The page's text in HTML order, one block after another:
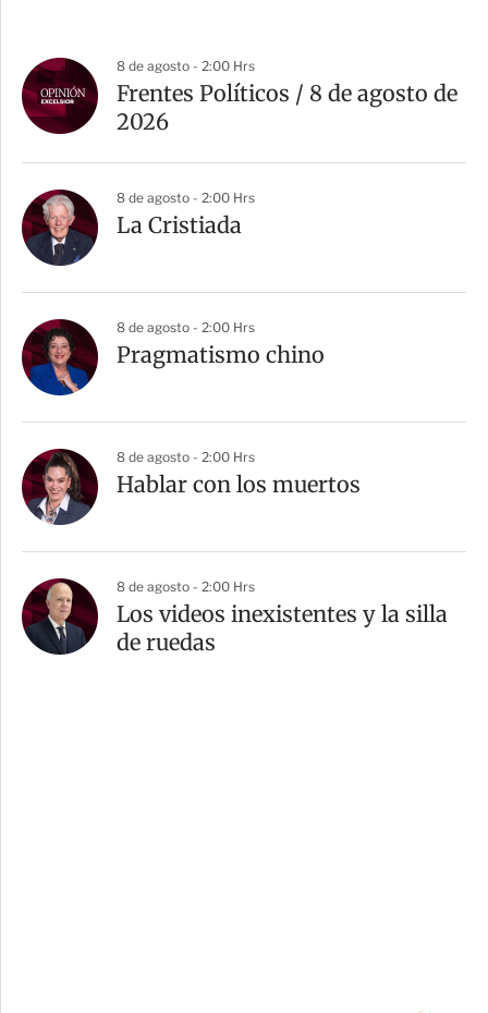
8 de agosto - 2:00 Hrs
Frentes Políticos / 8 de agosto de
2026
8 de agosto - 2:00 Hrs
La Cristiada
8 de agosto - 2:00 Hrs
Pragmatismo chino
8 de agosto - 2:00 Hrs
Hablar con los muertos
8 de agosto - 2:00 Hrs
Los videos inexistentes y la silla
de ruedas